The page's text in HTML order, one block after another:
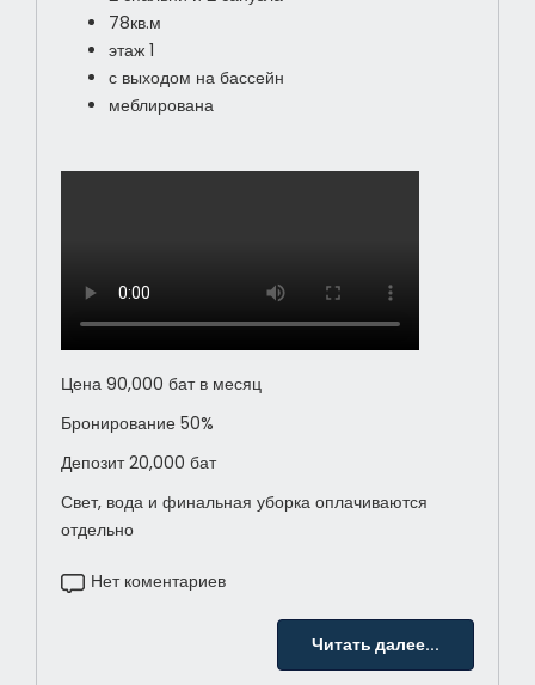
78кв.м
этаж 1
с выходом на бассейн
меблирована
Цена 90,000 бат в месяц
Бронирование 50%
Депозит 20,000 бат
Свет, вода и финальная уборка оплачиваются
отдельно
Нет коментариев
Читать далее...